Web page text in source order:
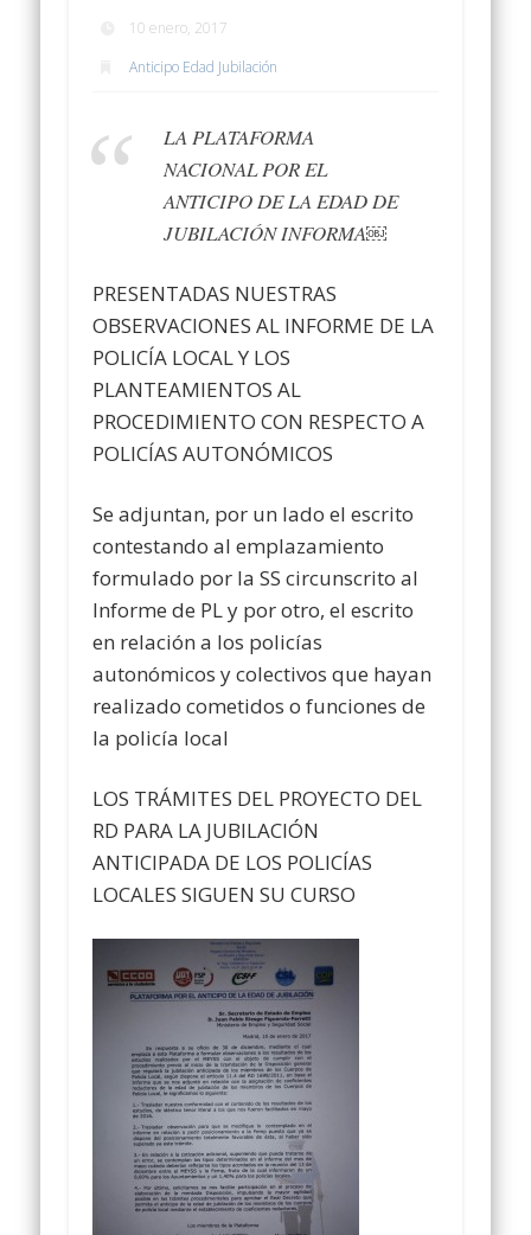
10 enero, 2017
Anticipo Edad Jubilación
LA PLATAFORMA
NACIONAL POR EL
ANTICIPO DE LA EDAD DE
JUBILACIÓN INFORMA￼
PRESENTADAS NUESTRAS
OBSERVACIONES AL INFORME DE LA
POLICÍA LOCAL Y LOS
PLANTEAMIENTOS AL
PROCEDIMIENTO CON RESPECTO A
POLICÍAS AUTONÓMICOS
Se adjuntan, por un lado el escrito
contestando al emplazamiento
formulado por la SS circunscrito al
Informe de PL y por otro, el escrito
en relación a los policías
autonómicos y colectivos que hayan
realizado cometidos o funciones de
la policía local
LOS TRÁMITES DEL PROYECTO DEL
RD PARA LA JUBILACIÓN
ANTICIPADA DE LOS POLICÍAS
LOCALES SIGUEN SU CURSO